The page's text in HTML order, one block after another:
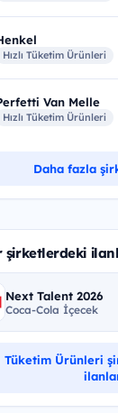
Hızlı Tüketim Ürünleri
Van Melle
Hızlı Tüketim Ürünleri
Daha fazla
şirketlerdeki
Next Talent 2026
Coca-Cola İçecek
Tüketim Ürünleri